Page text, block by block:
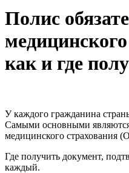
Полис
как и где
У каждого гражданина
Самыми основными являются
медицинского страхования
Где получить документ,
каждый.